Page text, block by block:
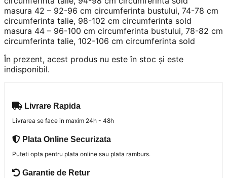
masura 42 – 92-96 cm circumferinta bustului, 74-78 cm
circumferinta talie, 98-102 cm circumferinta sold
masura 44 – 96-100 cm circumferinta bustului, 78-82 cm
circumferinta talie, 102-106 cm circumferinta sold
În prezent, acest produs nu este în stoc și este
indisponibil.
Livrare Rapida
Livrarea se face in maxim 24h - 48h
Plata Online Securizata
Puteti opta pentru plata online sau plata ramburs.
Garantie de Retur